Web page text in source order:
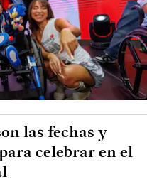
las fechas y
celebrar en el